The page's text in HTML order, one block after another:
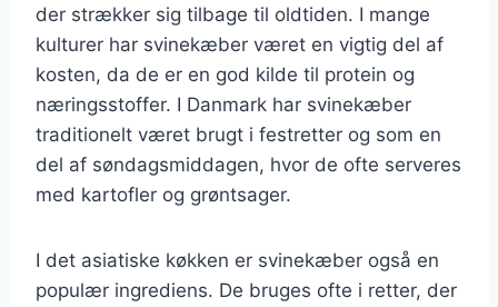
der strækker sig tilbage til oldtiden. I mange
kulturer har svinekæber været en vigtig del af
kosten, da de er en god kilde til protein og
næringsstoffer. I Danmark har svinekæber
traditionelt været brugt i festretter og som en
del af søndagsmiddagen, hvor de ofte serveres
med kartofler og grøntsager.
I det asiatiske køkken er svinekæber også en
populær ingrediens. De bruges ofte i retter, der